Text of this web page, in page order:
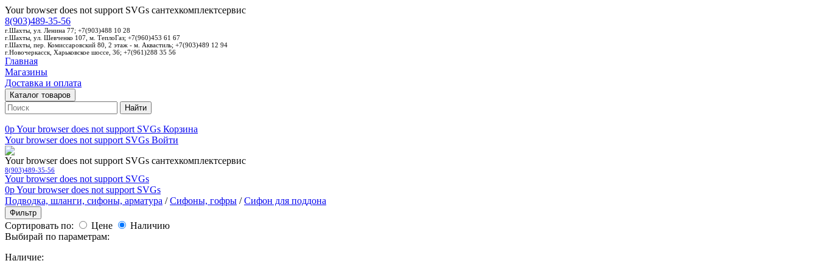
Your browser does not support SVGs сантехкомплектсервис
8(903)489-35-56
г.Шахты, ул. Ленина 77; +7(903)488 10 28
г.Шахты, ул. Шевченко 107, м. ТеплоГаз; +7(960)453 61 67
г.Шахты, пер. Комиссаровский 80, 2 этаж - м. Аквастиль; +7(903)489 12 94
г.Новочеркасск, Харьковское шоссе, 36; +7(961)288 35 56
Главная
Магазины
Доставка и оплата
Каталог товаров
Найти
0pYour browser does not support SVGs Корзина
Your browser does not support SVGs Войти
Your browser does not support SVGs сантехкомплектсервис
8(903)489-35-56
Your browser does not support SVGs
0pYour browser does not support SVGs
Подводка, шланги, сифоны, арматура /Сифоны, гофры /Сифон для поддона
Фильтр
Сортировать по: Цене
Наличию
Выбирай по параметрам:
Наличие: